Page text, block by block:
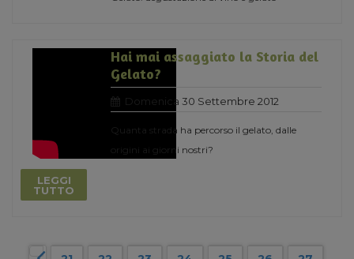
LEGGI
TUTTO
Hai mai assaggiato la Storia del
Gelato?
Domenica 30 Settembre 2012
Quanta strada ha percorso il gelato, dalle
origini ai giorni nostri?